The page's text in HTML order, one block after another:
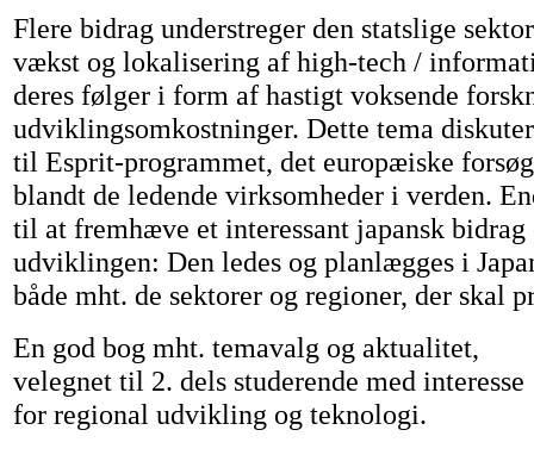
Flere bidrag understreger den statslige
vækst og lokalisering af high-tech /
deres følger i form af hastigt voksende
udviklingsomkostninger. Dette tema
til Esprit-programmet, det europæiske
blandt de ledende virksomheder i verden.
til at fremhæve et interessant japansk
udviklingen: Den ledes og planlægges i
både mht. de sektorer og regioner, der skal
En god bog mht. temavalg og aktualitet,
velegnet til 2. dels studerende med interesse
for regional udvikling og teknologi.